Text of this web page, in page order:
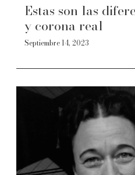
Estas son las
y corona real
Septiembre 14, 2023